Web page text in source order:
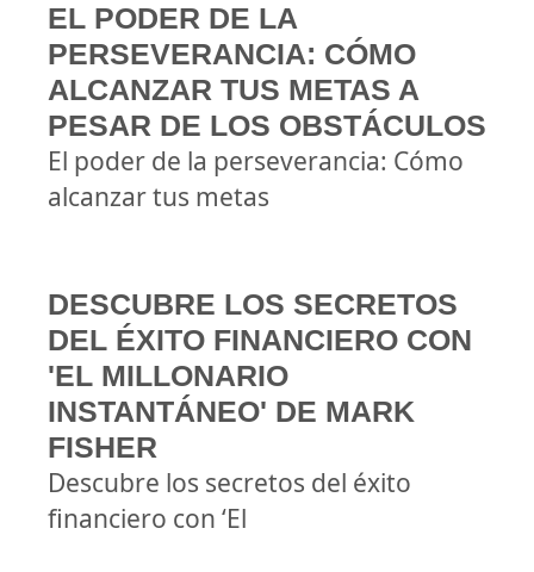
EL PODER DE LA
PERSEVERANCIA: CÓMO
ALCANZAR TUS METAS A
PESAR DE LOS OBSTÁCULOS
El poder de la perseverancia: Cómo
alcanzar tus metas
DESCUBRE LOS SECRETOS
DEL ÉXITO FINANCIERO CON
'EL MILLONARIO
INSTANTÁNEO' DE MARK
FISHER
Descubre los secretos del éxito
financiero con ‘El